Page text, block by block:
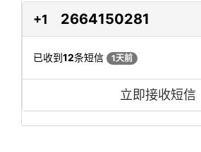
+1 2664150281
已收到12条短信 1天前
立即接收短信